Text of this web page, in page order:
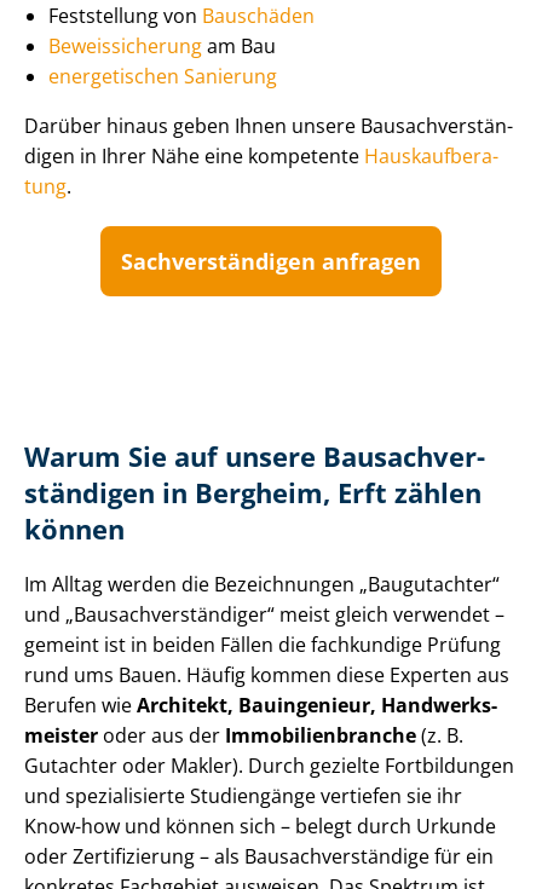
Feststellung von Bauschäden
Beweissicherungam Bau
energetischen Sanierung
Darüber hinaus geben Ihnen unsere Bau­sach­ver­stän­
di­gen in Ihrer Nähe eine kompetente Haus­kauf­be­ra­
tung.
Sach­ver­stän­di­gen anfragen
Warum Sie auf unsere Bau­sach­ver­
stän­di­gen in Bergheim, Erft zählen
können
Im Alltag werden die Bezeichnungen „Baugutachter“
und „Bau­sach­ver­stän­di­ger“ meist gleich verwendet –
gemeint ist in beiden Fällen die fachkundige Prüfung
rund ums Bauen. Häufig kommen diese Experten aus
Berufen wieArchitekt, Bauingenieur, Hand­werks­
meis­ter oder aus der Im­mo­bi­li­en­bran­che(z. B.
Gutachter oder Makler). Durch gezielte Fortbildungen
und spezialisierte Studiengänge vertiefen sie ihr
Know-how und können sich – belegt durch Urkunde
oder Zertifizierung – als Bau­sach­ver­stän­di­ge für ein